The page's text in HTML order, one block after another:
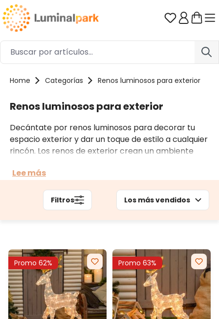
Saltar al contenido principal Tienes 0
Home Categorías Renos luminosos para exterior
Renos luminosos para exterior
Decántate por renos luminosos para decorar tu
espacio exterior y dar un toque de estilo a cualquier
rincón. Los renos de exterior crean un ambiente
Lee más
Filtros Los más vendidos
Promo 62% Promo 63%